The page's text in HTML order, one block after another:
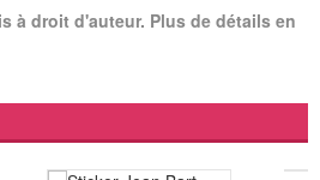
à droit d'auteur. Plus de détails en